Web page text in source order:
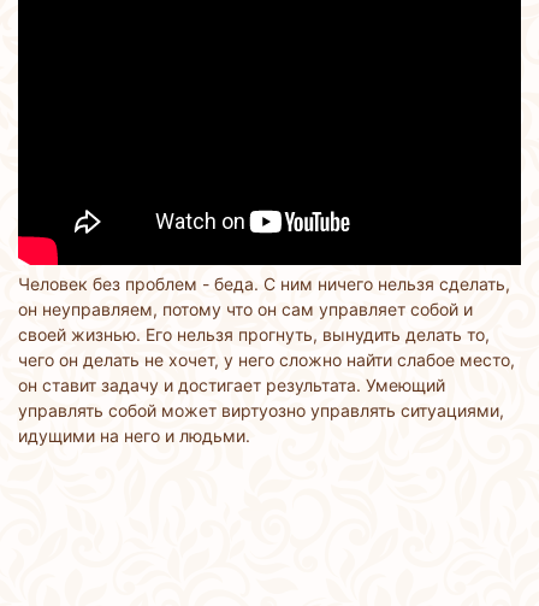
Человек без проблем - беда. С ним ничего нельзя сделать,
он неуправляем, потому что он сам управляет собой и
своей жизнью. Его нельзя прогнуть, вынудить делать то,
чего он делать не хочет, у него сложно найти слабое место,
он ставит задачу и достигает результата. Умеющий
управлять собой может виртуозно управлять ситуациями,
идущими на него и людьми.